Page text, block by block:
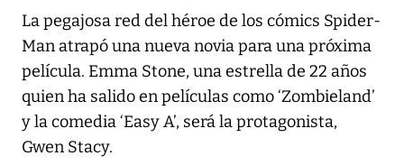
La pegajosa red del héroe de los cómics Spider-
Man atrapó una nueva novia para una próxima
película. Emma Stone, una estrella de 22 años
quien ha salido en películas como ‘Zombieland’
y la comedia ‘Easy A’, será la protagonista,
Gwen Stacy.